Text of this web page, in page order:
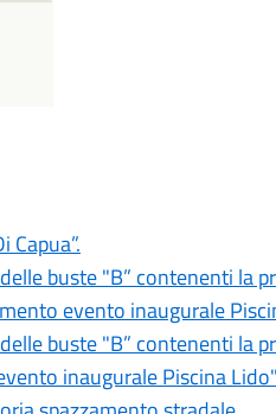
buste "B” contenenti la
evento inaugurale
buste "B” contenenti la
inaugurale Piscina Lido"